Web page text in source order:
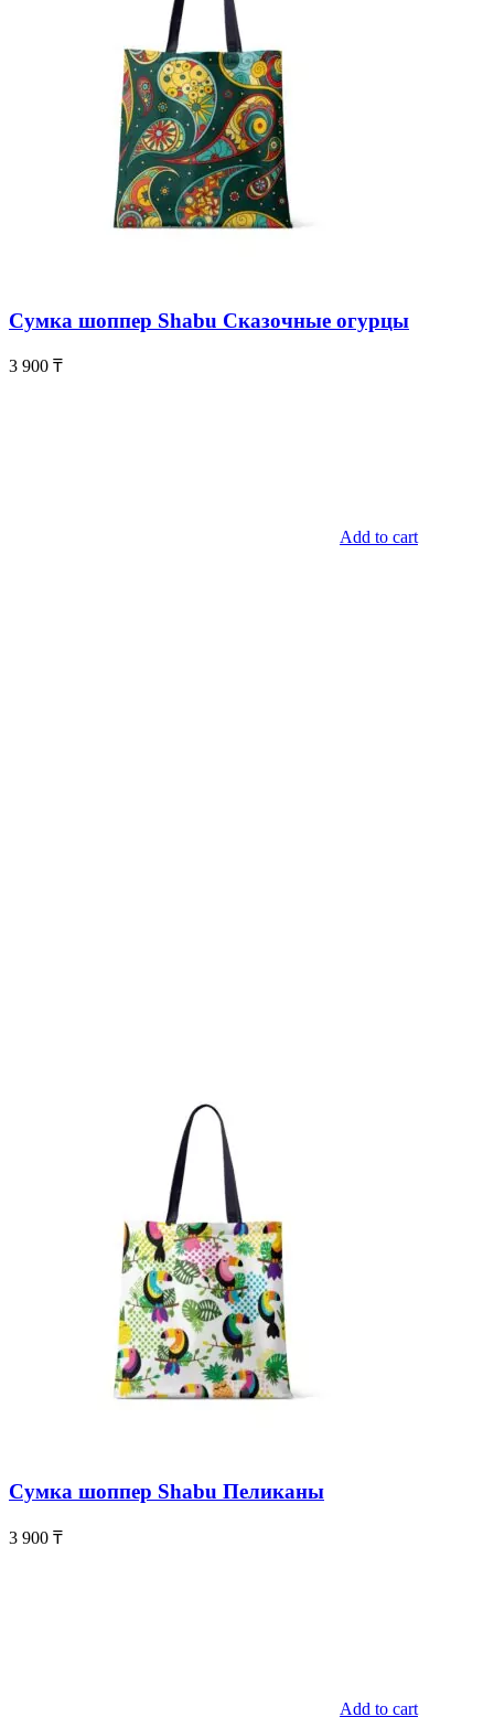
Сумка шоппер Shabu Сказочные огурцы
3 900 ₸
Add to cart
Сумка шоппер Shabu Пеликаны
3 900 ₸
Add to cart